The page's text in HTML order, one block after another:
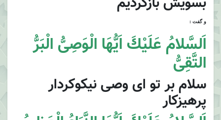
و گفت :
اَلسَّلامُ عَلَيْكَ اَيُّهَا الْوَصِىُّ الْبَرُّ
التَّقِىُّ
سلام بر تو اى وصى نيكوكردار
پرهيزكار